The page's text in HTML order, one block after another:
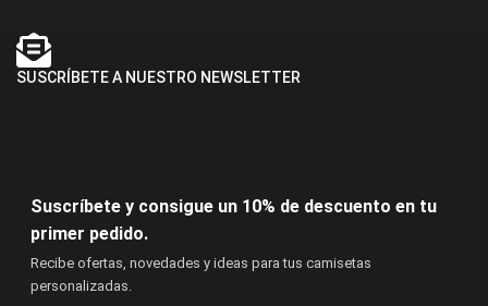
SUSCRÍBETE A NUESTRO NEWSLETTER
Suscríbete y consigue un 10% de descuento en tu
primer pedido.
Recibe ofertas, novedades y ideas para tus camisetas
personalizadas.